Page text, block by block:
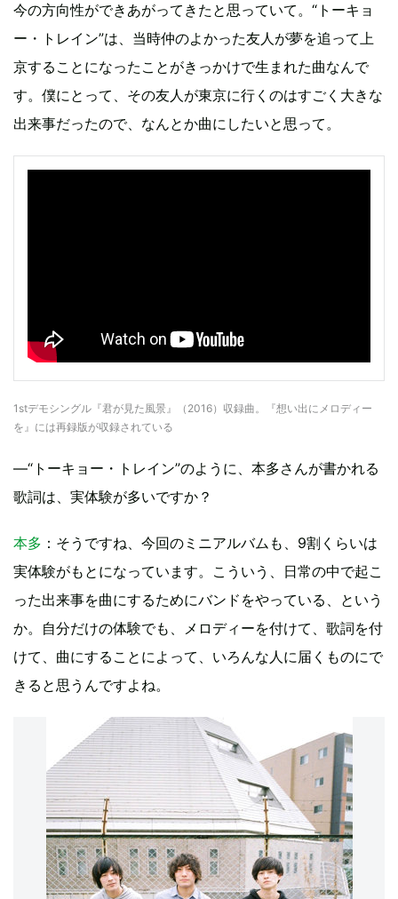
今の方向性ができあがってきたと思っていて。“トーキョ
ー・トレイン”は、当時仲のよかった友人が夢を追って上
京することになったことがきっかけで生まれた曲なんで
す。僕にとって、その友人が東京に行くのはすごく大きな
出来事だったので、なんとか曲にしたいと思って。
1stデモシングル『君が見た風景』（2016）収録曲。『想い出にメロディー
を』には再録版が収録されている
—“トーキョー・トレイン”のように、本多さんが書かれる
歌詞は、実体験が多いですか？
本多 ：そうですね、今回のミニアルバムも、9割くらいは
実体験がもとになっています。こういう、日常の中で起こ
った出来事を曲にするためにバンドをやっている、という
か。自分だけの体験でも、メロディーを付けて、歌詞を付
けて、曲にすることによって、いろんな人に届くものにで
きると思うんですよね。